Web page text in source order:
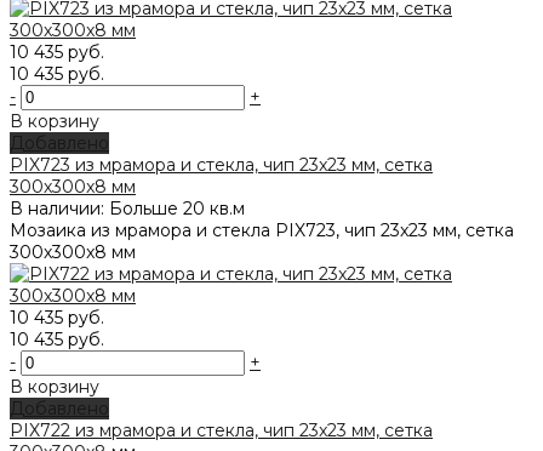
10 435 руб.
10 435 руб.
-
+
В корзину
Добавлено
PIX723 из мрамора и стекла, чип 23x23 мм, сетка
300х300x8 мм
В наличии: Больше 20 кв.м
Мозаика из мрамора и стекла PIX723, чип 23x23 мм, сетка
300х300x8 мм
10 435 руб.
10 435 руб.
-
+
В корзину
Добавлено
PIX722 из мрамора и стекла, чип 23x23 мм, сетка